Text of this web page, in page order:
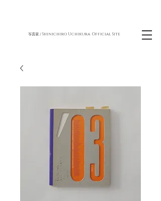
写真家 / Shinichiro Uchikura Official Site